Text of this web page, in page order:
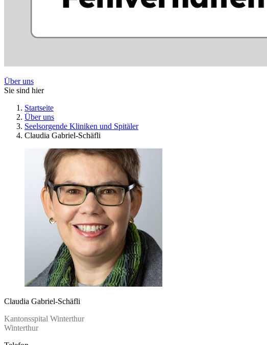
Über uns
Sie sind hier
Startseite
Über uns
Seelsorgende Kliniken und Spitäler
Claudia Gabriel-Schäfli
Claudia Gabriel-Schäfli
Kantonsspital Winterthur
Winterthur